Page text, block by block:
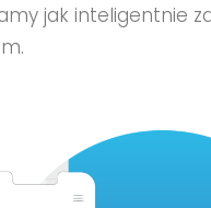
jak inteligentnie